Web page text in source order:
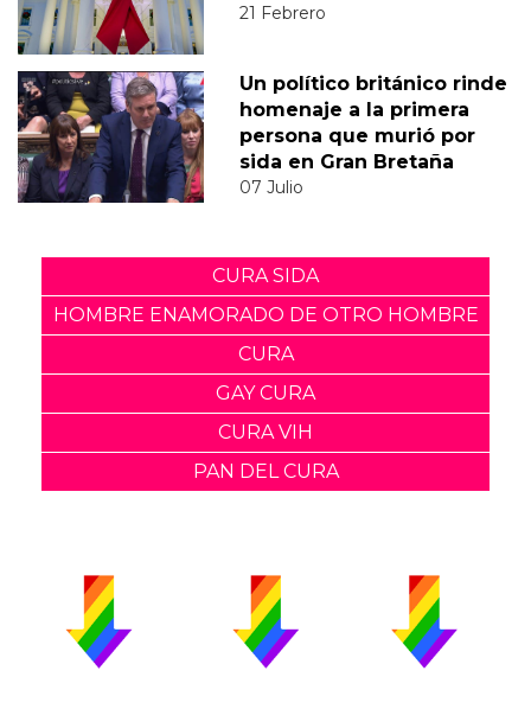
21 Febrero
Un político británico rinde
homenaje a la primera
persona que murió por
sida en Gran Bretaña
07 Julio
CURA SIDA
HOMBRE ENAMORADO DE OTRO HOMBRE
CURA
GAY CURA
CURA VIH
PAN DEL CURA